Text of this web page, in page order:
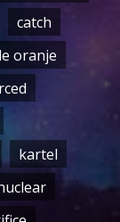
catch
oranje
kartel